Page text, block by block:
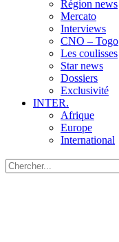
Région news
Mercato
Interviews
CNO – Togo
Les coulisses
Star news
Dossiers
Exclusivité
INTER.
Afrique
Europe
International